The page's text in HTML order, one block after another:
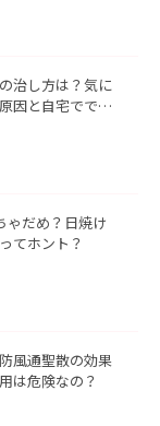
治し方は？気に
因と自宅ででき
ゃだめ？日焼け
てホント？
風通聖散の効果
は危険なの？